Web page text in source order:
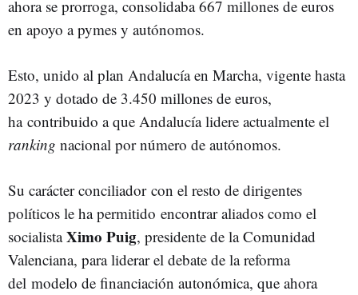
ahora se prorroga, consolidaba 667 millones de euros
en apoyo a pymes y autónomos.
Esto, unido al plan Andalucía en Marcha, vigente hasta
2023 y dotado de 3.450 millones de euros,
hacontribuido a que Andalucía lidere actualmente el
ranking nacional por número de autónomos.
Su carácter conciliador con el resto de dirigentes
políticos le ha permitido encontrar aliados como el
socialistaXimo Puig, presidente de la Comunidad
Valenciana, para liderar el debate de la reforma
del modelo de financiación autonómica, que ahora